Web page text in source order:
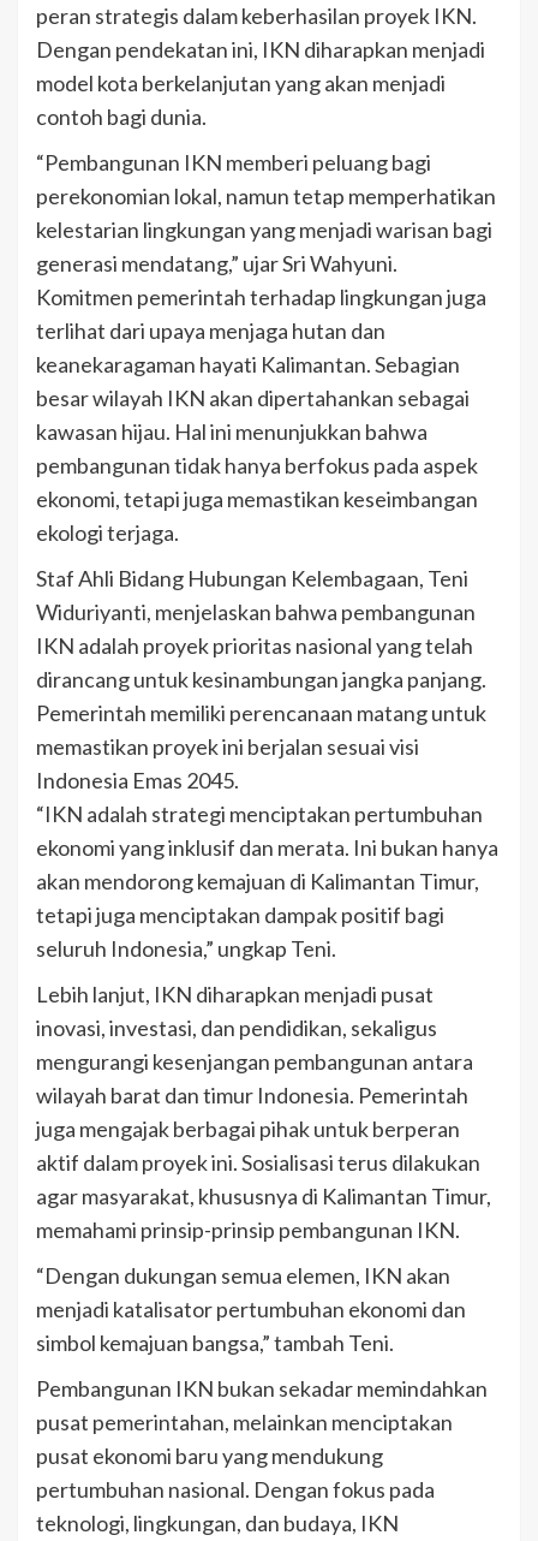
peran strategis dalam keberhasilan proyek IKN.
Dengan pendekatan ini, IKN diharapkan menjadi
model kota berkelanjutan yang akan menjadi
contoh bagi dunia.
“Pembangunan IKN memberi peluang bagi
perekonomian lokal, namun tetap memperhatikan
kelestarian lingkungan yang menjadi warisan bagi
generasi mendatang,” ujar Sri Wahyuni.
Komitmen pemerintah terhadap lingkungan juga
terlihat dari upaya menjaga hutan dan
keanekaragaman hayati Kalimantan. Sebagian
besar wilayah IKN akan dipertahankan sebagai
kawasan hijau. Hal ini menunjukkan bahwa
pembangunan tidak hanya berfokus pada aspek
ekonomi, tetapi juga memastikan keseimbangan
ekologi terjaga.
Staf Ahli Bidang Hubungan Kelembagaan, Teni
Widuriyanti, menjelaskan bahwa pembangunan
IKN adalah proyek prioritas nasional yang telah
dirancang untuk kesinambungan jangka panjang.
Pemerintah memiliki perencanaan matang untuk
memastikan proyek ini berjalan sesuai visi
Indonesia Emas 2045.
“IKN adalah strategi menciptakan pertumbuhan
ekonomi yang inklusif dan merata. Ini bukan hanya
akan mendorong kemajuan di Kalimantan Timur,
tetapi juga menciptakan dampak positif bagi
seluruh Indonesia,” ungkap Teni.
Lebih lanjut, IKN diharapkan menjadi pusat
inovasi, investasi, dan pendidikan, sekaligus
mengurangi kesenjangan pembangunan antara
wilayah barat dan timur Indonesia. Pemerintah
juga mengajak berbagai pihak untuk berperan
aktif dalam proyek ini. Sosialisasi terus dilakukan
agar masyarakat, khususnya di Kalimantan Timur,
memahami prinsip-prinsip pembangunan IKN.
“Dengan dukungan semua elemen, IKN akan
menjadi katalisator pertumbuhan ekonomi dan
simbol kemajuan bangsa,” tambah Teni.
Pembangunan IKN bukan sekadar memindahkan
pusat pemerintahan, melainkan menciptakan
pusat ekonomi baru yang mendukung
pertumbuhan nasional. Dengan fokus pada
teknologi, lingkungan, dan budaya, IKN